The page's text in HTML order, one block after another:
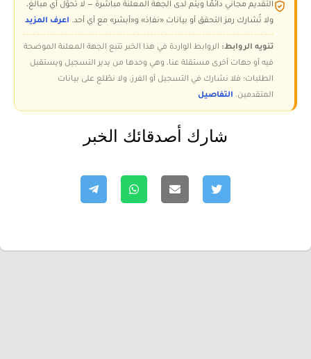
التقديم مجاني دائمًا ويتم لدى الجهة المعلنة مباشرة — لا تُحوّل أي مبالغ،
ولا تُشارك رمز التحقق أو بيانات «نفاذ» و«أبشر» مع أي أحد. اعرف المزيد
تنويه الروابط: الروابط الواردة في هذا الخبر تتبع الجهة المعلنة الموضحة
فيه أو جهات أخرى مستقلة عنا، وهي وحدها من يدير التسجيل ويستقبل
الطلبات؛ فلا نشارك في التسجيل أو الفرز، ولا نطّلع على بيانات
المتقدمين. التفاصيل
شارك أصدقائك الخبر